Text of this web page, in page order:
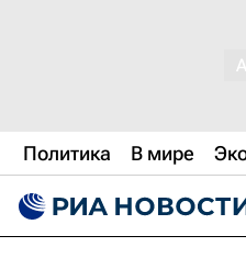
Политика В мире